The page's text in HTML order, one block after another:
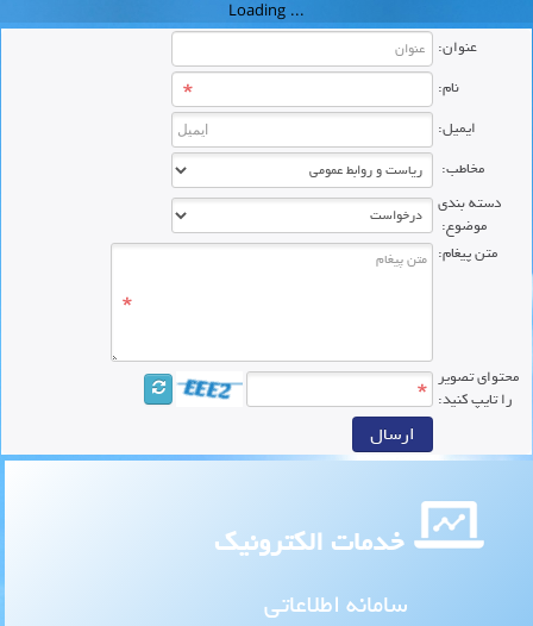
عنوان:
نام:
ایمیل:
مخاطب:
دسته بندی
موضوع:
متن پیغام:
محتواي تصوير
را تايپ کنيد:
خدمات الکترونیک
سامانه اطلاعاتی